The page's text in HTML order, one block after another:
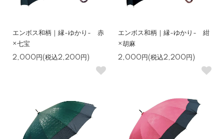
エンボス和柄｜縁-ゆかり- 赤
×七宝
2,000円(税込2,200円)
エンボス和柄｜縁-ゆかり- 紺
×胡麻
2,000円(税込2,200円)